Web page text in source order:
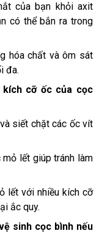
của bạn khỏi axit
có thể bắn ra trong
hóa chất và ôm sát
đa.
cỡ ốc của cọc
siết chặt các ốc vít
lết giúp tránh làm
lết với nhiều kích cỡ
ắc quy.
sinh cọc bình nếu